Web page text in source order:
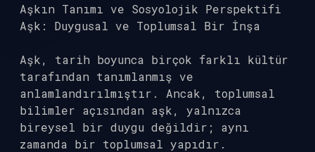
Aşkın Tanımı ve Sosyolojik Perspektifi
Aşk: Duygusal ve Toplumsal Bir İnşa
Aşk, tarih boyunca birçok farklı kültür
tarafından tanımlanmış ve
anlamlandırılmıştır. Ancak, toplumsal
bilimler açısından aşk, yalnızca
bireysel bir duygu değildir; aynı
zamanda bir toplumsal yapıdır.